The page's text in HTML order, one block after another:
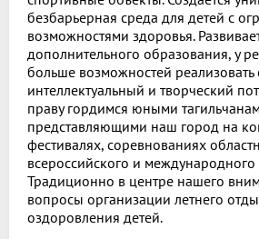
безбарьерная среда для детей с
возможностями здоровья.
дополнительного образования, у
больше возможностей реализовать
интеллектуальный и творческий
праву гордимся юными
представляющими наш город на
фестивалях, соревнованиях
всероссийского и международного
Традиционно в центре нашего
вопросы организации летнего
оздоровления детей.